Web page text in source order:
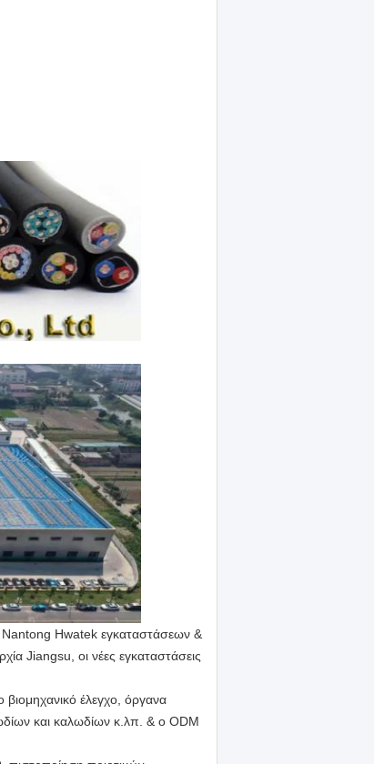
Nantong Hwatek εγκαταστάσεων &
Jiangsu, οι νέες εγκαταστάσεις
έλεγχο, όργανα
και καλωδίων κ.λπ. & ο ODM